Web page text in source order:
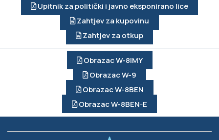
Upitnik za politički i javno eksponirano lice
Zahtjev za kupovinu
Zahtjev za otkup
Obrazac W-8IMY
Obrazac W-9
Obrazac W-8BEN
Obrazac W-8BEN-E